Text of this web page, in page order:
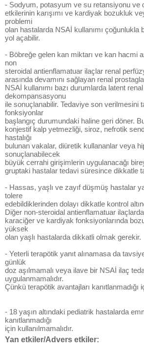
- Sodyum, potasyum ve su retansiyonu ve
etkilerinin karışımı ve kardiyak bozukluk
problemi
olan hastalarda NSAİ kullanımı çoğunlukla
yol açabilir.
- Böbreğe gelen kan miktarı ve kan hacmi
non
steroidal antienflamatuar ilaçlar renal
arasında devamını sağlayan renal
NSAİ kullanımı bazı durumlarda latent
dekompansasyonu
ile sonuçlanabilir. Tedaviye son verilmesini
fonksiyonlar
başlangıç durumundaki haline geri döner.
konjestif kalp yetmezliği, siroz, nefrotik
hastalığı
bulunan vakalar, diüretik kullananlar veya
sonuçlanabilecek
büyük cerrahi girişimlerin uygulanacağı
gruptaki hastalar tedavi süresince dikkatle
- Hassas, yaşlı ve zayıf düşmüş hastalar
tolere
edebildiklerinden dolayı dikkatle kontrol
Diğer non-steroidal antienflamatuar
karaciğer ve kardiyak fonksiyonlarında
yüksek
olan yaşlı hastalarda dikkatli olmak gerekir.
- Yeterli terapötik yanıt alınamasa da
günlük
doz aşılmamalı veya ilave bir NSAİ ilaç
uygulanmamalıdır.
Çünkü terapötik avantajları kanıtlanmadığı
- 18 yaşın altındaki pediatrik hastalarda
kanıtlanmadığı
için kullanılmamalıdır.
Yan etkiler/Advers etkiler: